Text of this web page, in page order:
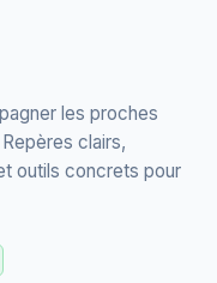
les proches
clairs,
outils concrets pour